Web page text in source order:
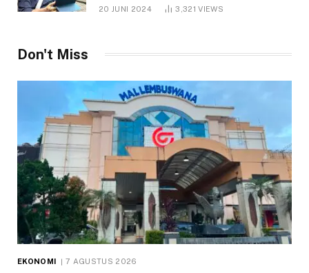
1.000 Hektare
20 JUNI 2024 3,321VIEWS
Don't Miss
EKONOMI 7 AGUSTUS 2026